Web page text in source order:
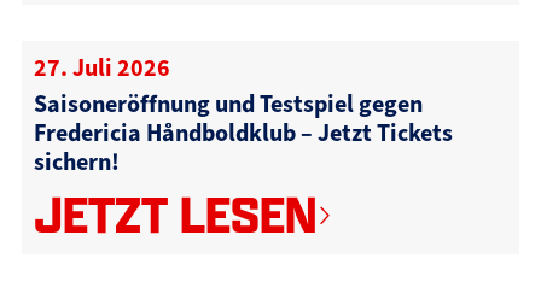
27. Juli 2026
Saisoneröffnung und Testspiel gegen
Fredericia Håndboldklub – Jetzt Tickets
sichern!
JETZT LESEN